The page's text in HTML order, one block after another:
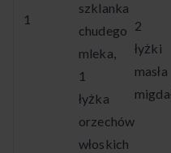
1
szklanka
chudego
mleka,
1
łyżka
orzechów
włoskich
2
łyżki
masła